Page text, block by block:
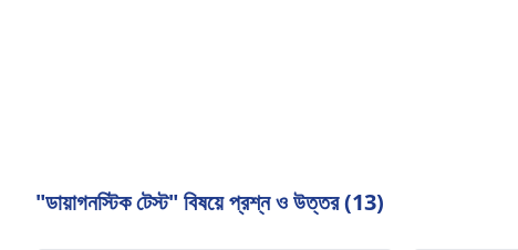
"ডায়াগনস্টিক টেস্ট" বিষয়ে প্রশ্ন ও উত্তর (13)